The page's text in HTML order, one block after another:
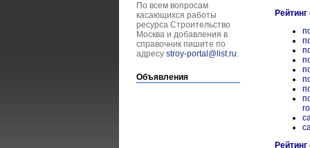
По всем вопросам
касающихся работы
ресурса Строительство
Москва и добавления в
справочник пишите по
адресу stroy-portal@list.ru.
Объявления
Рейтинг